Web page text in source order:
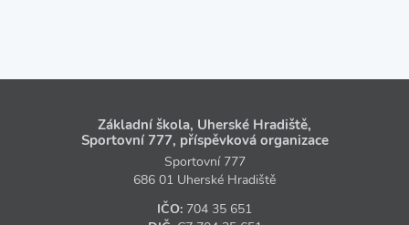
Základní škola, Uherské Hradiště,
Sportovní 777, příspěvková organizace
Sportovní 777
686 01 Uherské Hradiště
IČO: 704 35 651